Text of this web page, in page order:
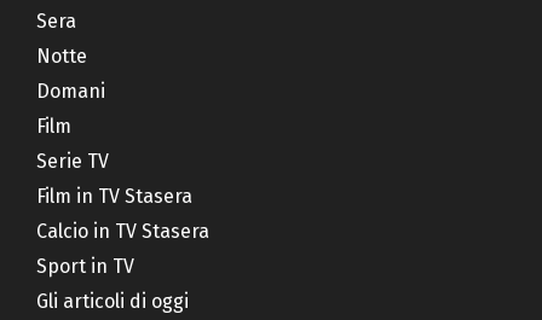
Sera
Notte
Domani
Film
Serie TV
Film in TV Stasera
Calcio in TV Stasera
Sport in TV
Gli articoli di oggi